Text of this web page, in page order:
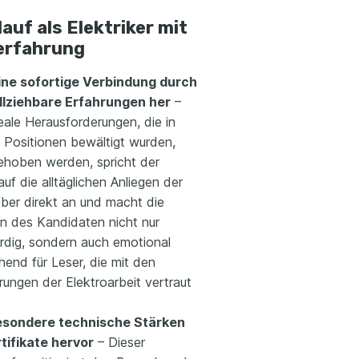
als Elektriker mit
sofortige Verbindung durch
Erfahrungen her –
Herausforderungen, die in
Positionen bewältigt wurden,
werden, spricht der
die alltäglichen Anliegen der
direkt an und macht die
des Kandidaten nicht nur
sondern auch emotional
für Leser, die mit den
der Elektroarbeit vertraut
technische Stärken
hervor – Dieser